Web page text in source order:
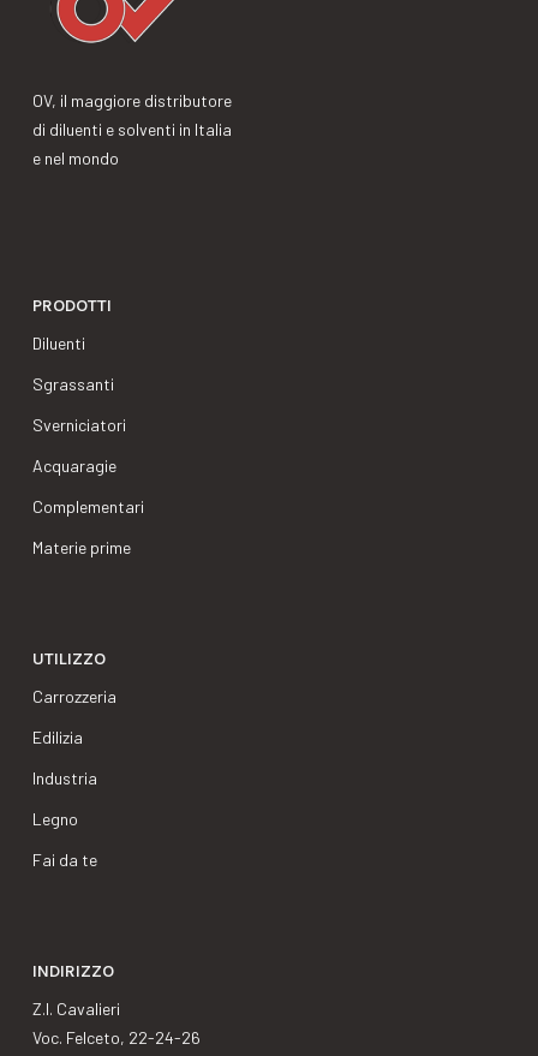
OV, il maggiore distributore
di diluenti e solventi in Italia
e nel mondo
PRODOTTI
Diluenti
Sgrassanti
Sverniciatori
Acquaragie
Complementari
Materie prime
UTILIZZO
Carrozzeria
Edilizia
Industria
Legno
Fai da te
INDIRIZZO
Z.I. Cavalieri
Voc. Felceto, 22-24-26